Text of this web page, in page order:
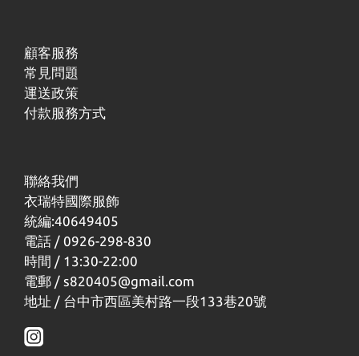
顧客服務
常見問題
運送政策
付款服務方式
聯絡我們
衣瑞特國際服飾
統編:40649405
電話 / 0926-298-830
時間 / 13:30-22:00
電郵 / s820405@gmail.com
地址 / 台中市西區美村路一段133巷20號